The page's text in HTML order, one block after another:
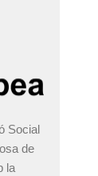
Social
de
la